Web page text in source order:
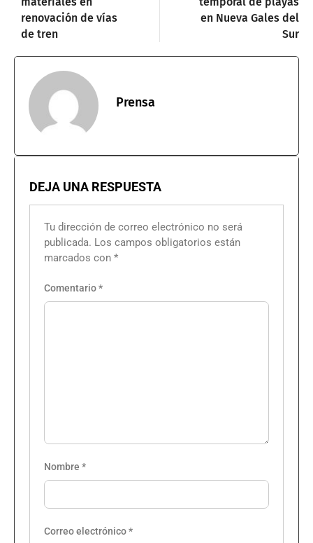
renovación de vías
de tren
en Nueva Gales del
Sur
Prensa
DEJA UNA RESPUESTA
Tu dirección de correo electrónico no será
publicada. Los campos obligatorios están
marcados con *
Comentario*
Nombre *
Correo electrónico*